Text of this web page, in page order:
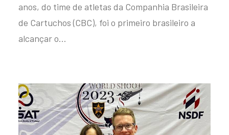
anos, do time de atletas da Companhia Brasileira
de Cartuchos (CBC), foi o primeiro brasileiro a
alcançar o…